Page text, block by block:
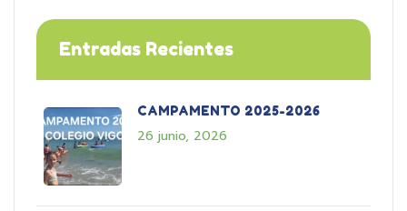
Entradas Recientes
CAMPAMENTO 2025-2026
26 junio, 2026